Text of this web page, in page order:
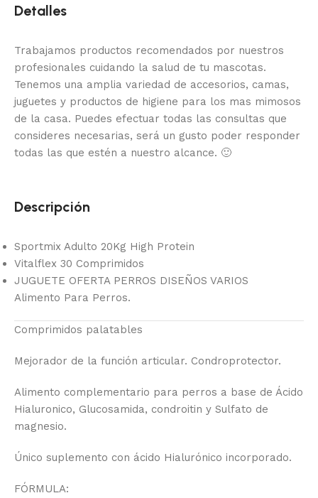
Detalles
Trabajamos productos recomendados por nuestros
profesionales cuidando la salud de tu mascotas.
Tenemos una amplia variedad de accesorios, camas,
juguetes y productos de higiene para los mas mimosos
de la casa. Puedes efectuar todas las consultas que
consideres necesarias, será un gusto poder responder
todas las que estén a nuestro alcance. 🙂
Descripción
Sportmix Adulto 20Kg High Protein
Vitalflex 30 Comprimidos
JUGUETE OFERTA PERROS DISEÑOS VARIOS
Alimento Para Perros.
Comprimidos palatables
Mejorador de la función articular. Condroprotector.
Alimento complementario para perros a base de Ácido
Hialuronico, Glucosamida, condroitin y Sulfato de
magnesio.
Único suplemento con ácido Hialurónico incorporado.
FÓRMULA: